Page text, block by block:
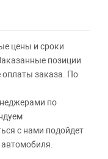
цены и сроки
позиции
оплаты заказа. По
по
с нами подойдет